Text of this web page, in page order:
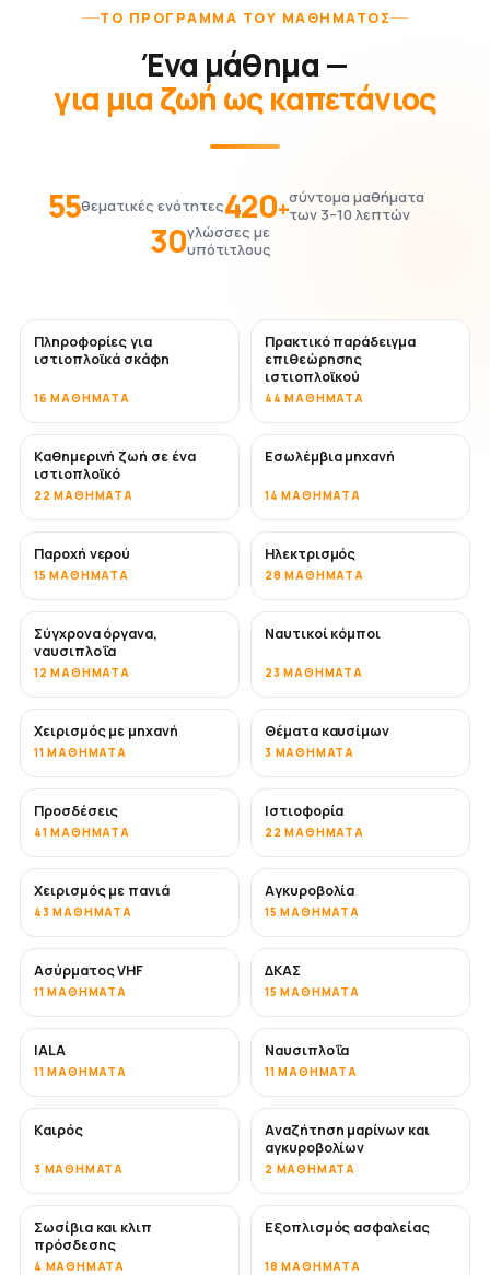
ΤΟ ΠΡΌΓΡΑΜΜΑ ΤΟΥ ΜΑΘΉΜΑΤΟΣ
Ένα μάθημα —
για μια ζωή ως καπετάνιος
55θεματικές ενότητες420+σύντομα μαθήματα
των 3–10 λεπτών
30γλώσσες με
υπότιτλους
Πληροφορίες για
ιστιοπλοϊκά σκάφη
16 ΜΑΘΉΜΑΤΑ
Πρακτικό παράδειγμα
επιθεώρησης
ιστιοπλοϊκού
44 ΜΑΘΉΜΑΤΑ
Καθημερινή ζωή σε ένα
ιστιοπλοϊκό
22 ΜΑΘΉΜΑΤΑ
Εσωλέμβια μηχανή
14 ΜΑΘΉΜΑΤΑ
Παροχή νερού
15 ΜΑΘΉΜΑΤΑ
Ηλεκτρισμός
28 ΜΑΘΉΜΑΤΑ
Σύγχρονα όργανα,
ναυσιπλοΐα
12 ΜΑΘΉΜΑΤΑ
Ναυτικοί κόμποι
23 ΜΑΘΉΜΑΤΑ
Χειρισμός με μηχανή
11 ΜΑΘΉΜΑΤΑ
Θέματα καυσίμων
3 ΜΑΘΉΜΑΤΑ
Προσδέσεις
41 ΜΑΘΉΜΑΤΑ
Ιστιοφορία
22 ΜΑΘΉΜΑΤΑ
Χειρισμός με πανιά
43 ΜΑΘΉΜΑΤΑ
Αγκυροβολία
15 ΜΑΘΉΜΑΤΑ
Ασύρματος VHF
11 ΜΑΘΉΜΑΤΑ
ΔΚΑΣ
15 ΜΑΘΉΜΑΤΑ
IALA
11 ΜΑΘΉΜΑΤΑ
Ναυσιπλοΐα
11 ΜΑΘΉΜΑΤΑ
Καιρός
3 ΜΑΘΉΜΑΤΑ
Αναζήτηση μαρίνων και
αγκυροβολίων
2 ΜΑΘΉΜΑΤΑ
Σωσίβια και κλιπ
πρόσδεσης
4 ΜΑΘΉΜΑΤΑ
Εξοπλισμός ασφαλείας
18 ΜΑΘΉΜΑΤΑ